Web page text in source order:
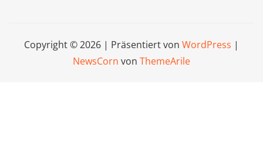
Copyright © 2026 | Präsentiert von WordPress |
NewsCorn von ThemeArile